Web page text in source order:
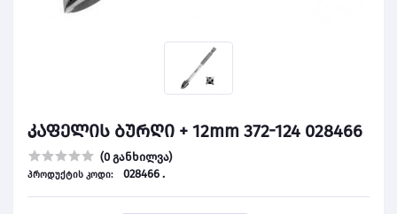
კაფელის ბურღი + 12mm 372-124 028466
(0 განხილვა)
პროდუქტის კოდი: 028466 .